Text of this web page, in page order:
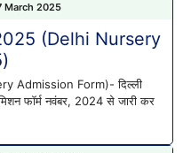
March 2025
2025 (Delhi Nursery
Admission Form)- दिल्ली
फॉर्म नवंबर, 2024 से जारी कर